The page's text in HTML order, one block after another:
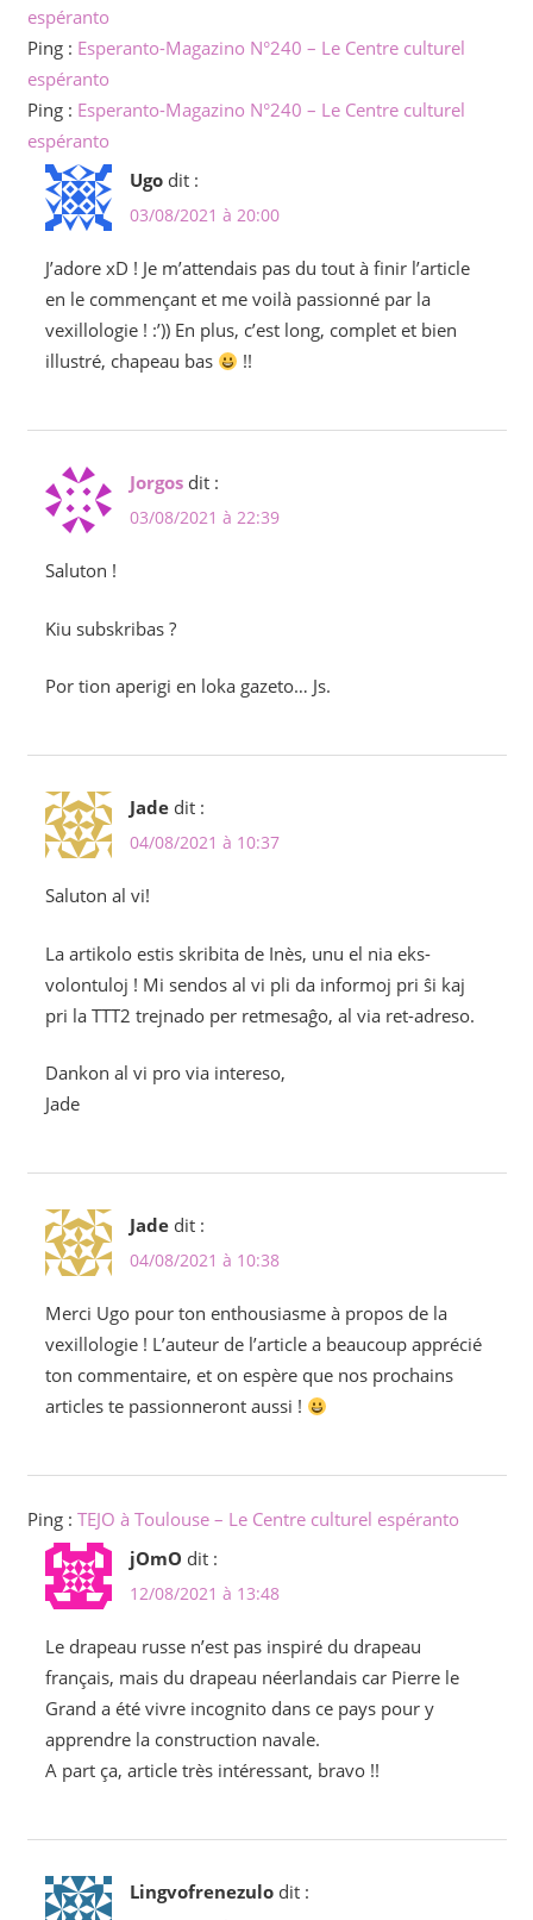
espéranto
Ping : Esperanto-Magazino N°240 – Le Centre culturel
espéranto
Ping : Esperanto-Magazino N°240 – Le Centre culturel
espéranto
Ugo dit :
03/08/2021 à 20:00
J’adore xD ! Je m’attendais pas du tout à finir l’article
en le commençant et me voilà passionné par la
vexillologie ! :’)) En plus, c’est long, complet et bien
illustré, chapeau bas
!!
Jorgos dit :
03/08/2021 à 22:39
Saluton !
Kiu subskribas ?
Por tion aperigi en loka gazeto… Js.
Jade dit :
04/08/2021 à 10:37
Saluton al vi!
La artikolo estis skribita de Inès, unu el nia eks-
volontuloj ! Mi sendos al vi pli da informoj pri ŝi kaj
pri la TTT2 trejnado per retmesaĝo, al via ret-adreso.
Dankon al vi pro via intereso,
Jade
Jade dit :
04/08/2021 à 10:38
Merci Ugo pour ton enthousiasme à propos de la
vexillologie ! L’auteur de l’article a beaucoup apprécié
ton commentaire, et on espère que nos prochains
articles te passionneront aussi !
Ping : TEJO à Toulouse – Le Centre culturel espéranto
jOmO dit :
12/08/2021 à 13:48
Le drapeau russe n’est pas inspiré du drapeau
français, mais du drapeau néerlandais car Pierre le
Grand a été vivre incognito dans ce pays pour y
apprendre la construction navale.
A part ça, article très intéressant, bravo !!
Lingvofrenezulo dit :